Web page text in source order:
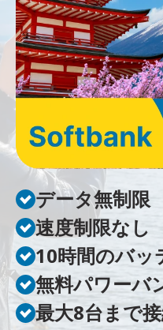
データ無制限
速度制限なし
10時間のバッ
無料パワーバ
最大8台まで